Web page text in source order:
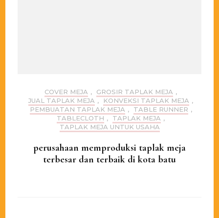
COVER MEJA , GROSIR TAPLAK MEJA ,
JUAL TAPLAK MEJA , KONVEKSI TAPLAK MEJA ,
PEMBUATAN TAPLAK MEJA , TABLE RUNNER ,
TABLECLOTH , TAPLAK MEJA ,
TAPLAK MEJA UNTUK USAHA
perusahaan memproduksi taplak meja
terbesar dan terbaik di kota batu